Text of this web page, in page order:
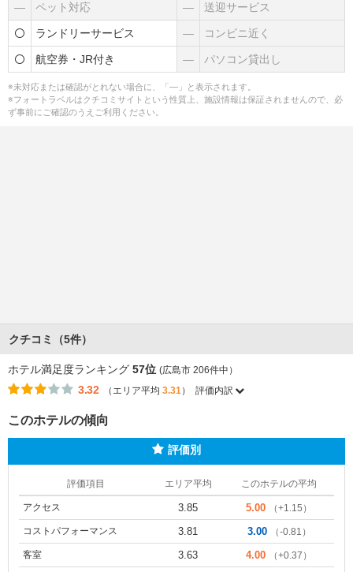
― ペット対応 ― 送迎サービス
ランドリーサービス ― コンビニ近く
航空券・JR付き ― パソコン貸出し
※未対応または確認がとれない場合に、「―」と表示されます。
※フォートラベルはクチコミサイトという性質上、施設情報は保証されませんので、必
ず事前にご確認のうえご利用ください。
クチコミ（5件）
ホテル満足度ランキング 57位 (広島市 206件中）
3.32 （エリア平均 3.31） 評価内訳
このホテルの傾向
評価別
評価項目 エリア平均 このホテルの平均
アクセス 3.85 5.00 （+1.15）
コストパフォーマンス 3.81 3.00 （-0.81）
客室 3.63 4.00 （+0.37）